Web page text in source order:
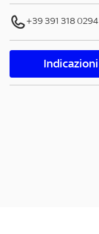
+39 391 318 0294
Indicazioni